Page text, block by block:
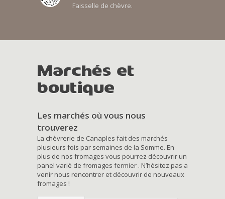
Faisselle de chèvre.
Marchés et
boutique
Les marchés où vous nous
trouverez
La chèvrerie de Canaples fait des marchés
plusieurs fois par semaines de la Somme. En
plus de nos fromages vous pourrez découvrir un
panel varié de fromages fermier . N’hésitez pas a
venir nous rencontrer et découvrir de nouveaux
fromages !